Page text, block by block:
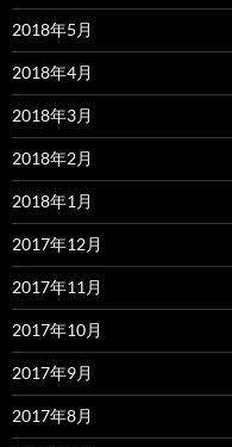
2018年5月
2018年4月
2018年3月
2018年2月
2018年1月
2017年12月
2017年11月
2017年10月
2017年9月
2017年8月